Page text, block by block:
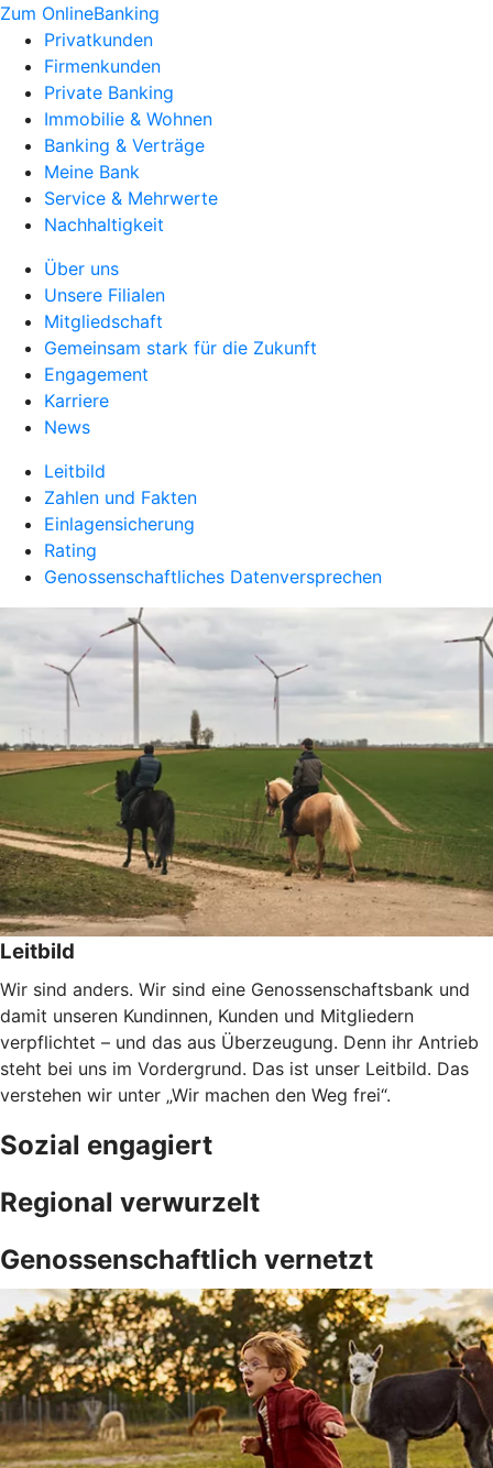
Zum OnlineBanking
Privatkunden
Firmenkunden
Private Banking
Immobilie & Wohnen
Banking & Verträge
Meine Bank
Service & Mehrwerte
Nachhaltigkeit
Über uns
Unsere Filialen
Mitgliedschaft
Gemeinsam stark für die Zukunft
Engagement
Karriere
News
Leitbild
Zahlen und Fakten
Einlagensicherung
Rating
Genossenschaftliches Datenversprechen
Leitbild
Wir sind anders. Wir sind eine Genossenschaftsbank und
damit unseren Kundinnen, Kunden und Mitgliedern
verpflichtet – und das aus Überzeugung. Denn ihr Antrieb
steht bei uns im Vordergrund. Das ist unser Leitbild. Das
verstehen wir unter „Wir machen den Weg frei“.
Sozial engagiert
Regional verwurzelt
Genossenschaftlich vernetzt